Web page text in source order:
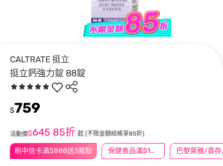
CALTRATE 挺立
挺立鈣強力錠 88錠
刷中信卡滿$888送3萬點 保健食品滿$1200送$100 巴黎萊
$759
活動價$645 85折 起 (不限金額結帳享85折)